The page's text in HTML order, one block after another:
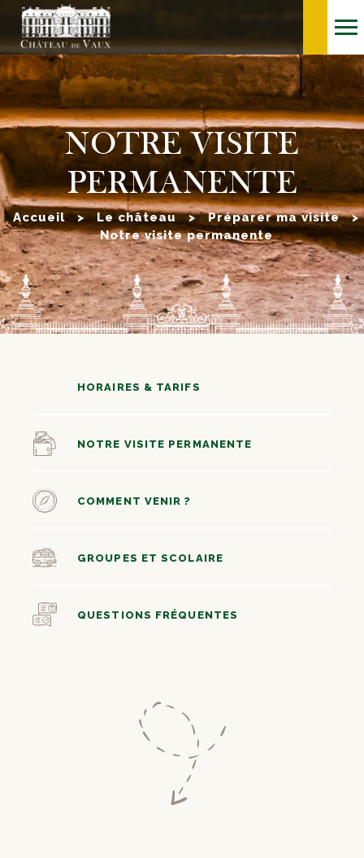
NOTRE VISITE
PERMANENTE
Accueil > Le château > Préparer ma visite >
Notre visite permanente
HORAIRES & TARIFS
NOTRE VISITE PERMANENTE
COMMENT VENIR ?
GROUPES ET SCOLAIRE
QUESTIONS FRÉQUENTES